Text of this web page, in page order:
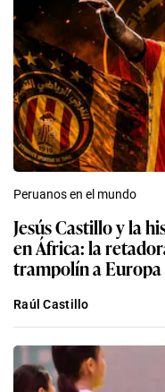
Peruanos en el mundo
Jesús Castillo y la
en África: la
trampolín a Europa
Raúl Castillo